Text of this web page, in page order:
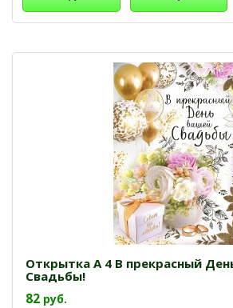
Открытка А 4 В прекрасный
Свадьбы!
82 руб.